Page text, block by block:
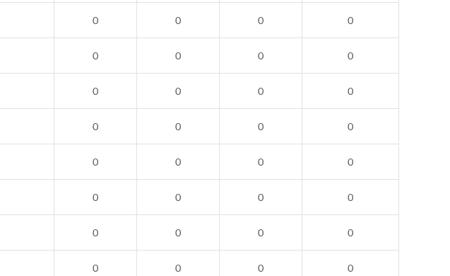
0 0 0 0
0 0 0 0
0 0 0 0
0 0 0 0
0 0 0 0
0 0 0 0
0 0 0 0
0 0 0 0